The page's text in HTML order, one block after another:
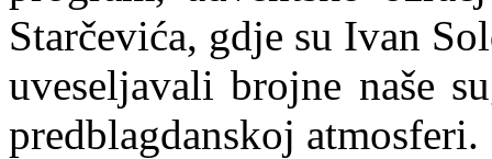
Starčevića, gdje su Ivan
uveseljavali brojne naše
predblagdanskoj atmosferi.